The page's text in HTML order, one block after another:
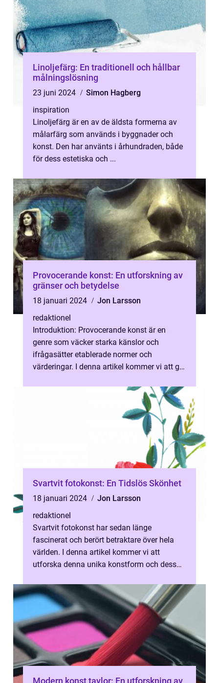
Linoljefärg: En traditionell och hållbar
målningslösning
23 juni 2024
Simon Hagberg
inspiration
Linoljefärg är en av de äldsta formerna av
målarfärg som används i byggnader och
konst. Den har använts i århundraden, både
för dess estetiska och ...
Provocerande konst: En utforskning av
gränser och betydelse
18 januari 2024
Jon Larsson
redaktionel
Introduktion: Provocerande konst är en
genre som väcker starka känslor och
ifrågasätter etablerade normer och
värderingar. I denna artikel kommer vi att ge
Svartvit fotokonst: En Tidslös Skönhet
18 januari 2024
Jon Larsson
redaktionel
Svartvit fotokonst har sedan länge
fascinerat och berört betraktare över hela
världen. I denna artikel kommer vi att
utforska denna unika konstform och dess
konc...
Modern konst tavlor: En utforskning av